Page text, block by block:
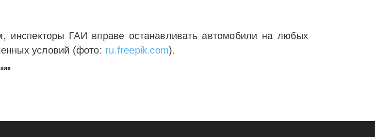
инспекторы ГАИ вправе останавливать автомобили на любых
условий (фото: ru.freepik.com).